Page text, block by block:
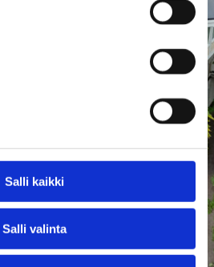
Salli kaikki
Salli valinta